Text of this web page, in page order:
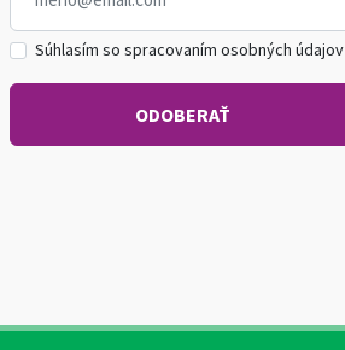
Súhlasím so spracovaním osobných údajov